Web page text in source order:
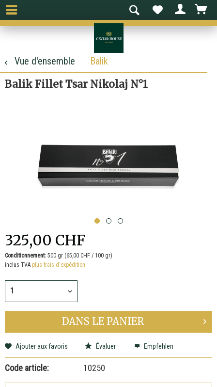
Vue d'ensemble Balik
Balik Fillet Tsar Nikolaj N°1
325,00 CHF
Conditionnement: 500 gr (65,00 CHF / 100 gr)
inclus TVA plus frais d'expédition
DANS LE PANIER
Ajouter aux favoris Évaluer Empfehlen
Code article: 10250